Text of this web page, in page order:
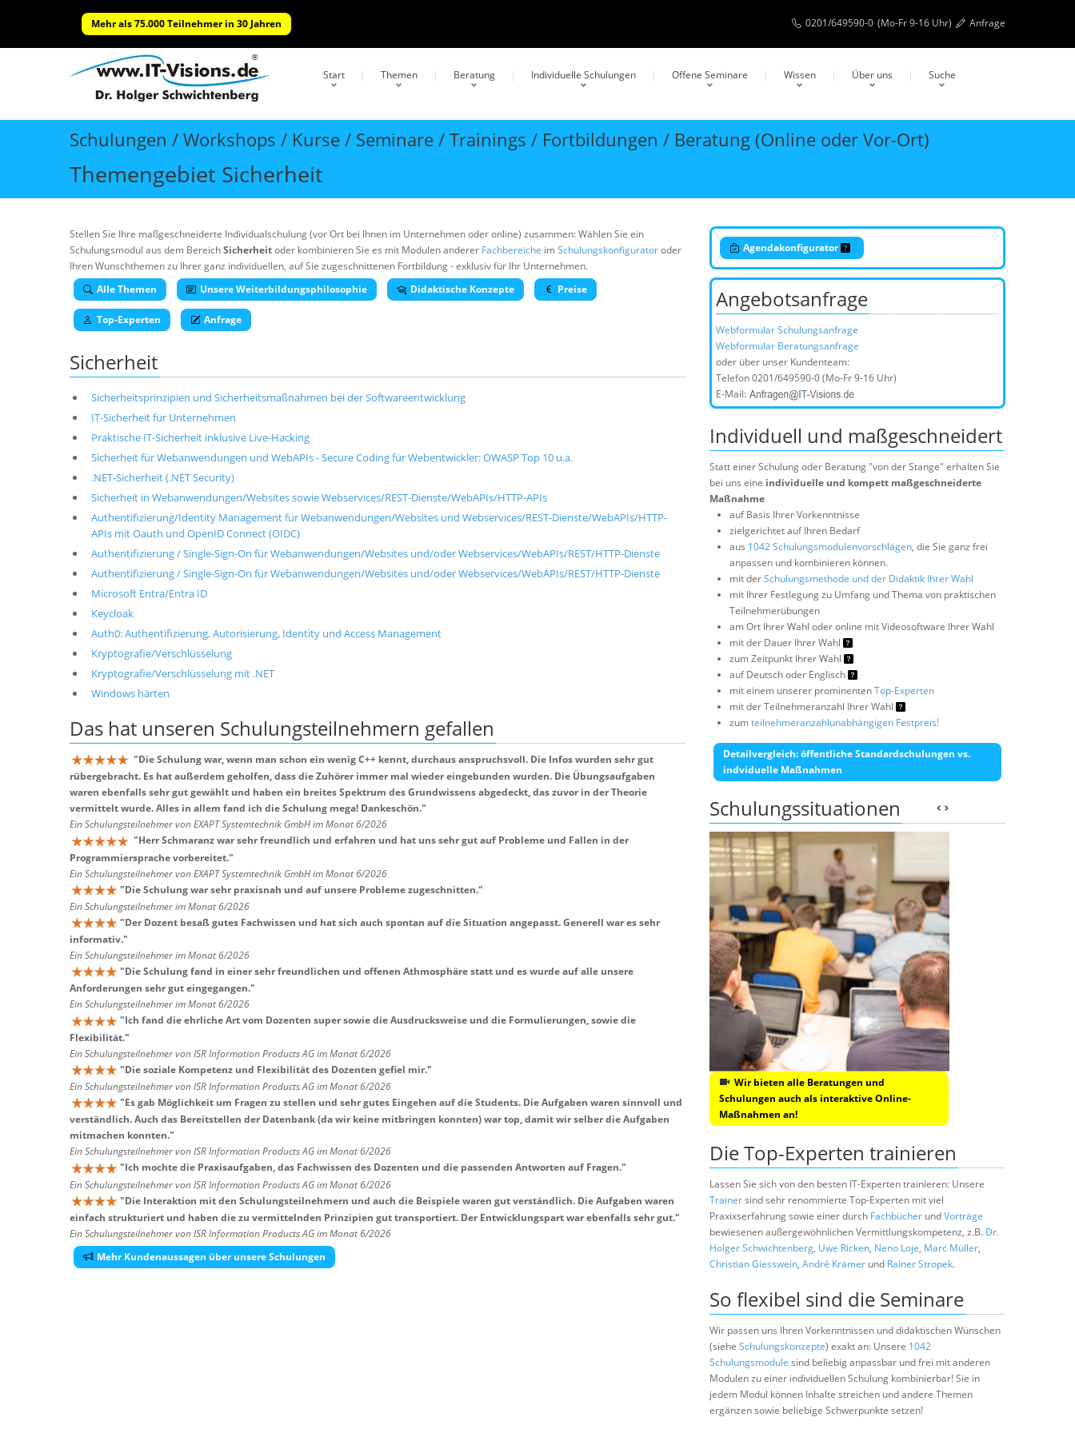
Mehr als 75.000 Teilnehmer in 30 Jahren 0201/649590-0 (Mo-Fr 9-16 Uhr) Anfrage
Start Themen Beratung Individuelle Schulungen Offene Seminare Wissen Über uns Suche
Schulungen / Workshops / Kurse / Seminare / Trainings / Fortbildungen / Beratung (Online oder Vor-Ort)
Themengebiet Sicherheit
Stellen Sie Ihre maßgeschneiderte Individualschulung (vor Ort bei Ihnen im Unternehmen oder online) zusammen: Wählen Sie ein
Schulungsmodul aus dem BereichSicherheitoder kombinieren Sie es mit Modulen anderer Fachbereiche imSchulungskonfiguratoroder
Ihren Wunschthemen zu Ihrer ganz individuellen, auf Sie zugeschnittenen Fortbildung - exklusiv für Ihr Unternehmen.
Alle Themen
Unsere Weiterbildungsphilosophie Didaktische Konzepte Preise
Top-Experten Anfrage
Sicherheit
Sicherheitsprinzipien und Sicherheitsmaßnahmen bei der Softwareentwicklung
IT-Sicherheit für Unternehmen
Praktische IT-Sicherheit inklusive Live-Hacking
Sicherheit für Webanwendungen und WebAPIs - Secure Coding für Webentwickler: OWASP Top 10 u.a.
.NET-Sicherheit (.NET Security)
Sicherheit in Webanwendungen/Websites sowie Webservices/REST-Dienste/WebAPIs/HTTP-APIs
Authentifizierung/Identity Management für Webanwendungen/Websites und Webservices/REST-Dienste/WebAPIs/HTTP-
APIs mit Oauth und OpenID Connect (OIDC)
Authentifizierung / Single-Sign-On für Webanwendungen/Websites und/oder Webservices/WebAPIs/REST/HTTP-Dienste
Authentifizierung / Single-Sign-On für Webanwendungen/Websites und/oder Webservices/WebAPIs/REST/HTTP-Dienste
Microsoft Entra/Entra ID
Keycloak
Auth0: Authentifizierung, Autorisierung, Identity und Access Management
Kryptografie/Verschlüsselung
Kryptografie/Verschlüsselung mit .NET
Windows härten
Das hat unseren Schulungsteilnehmern gefallen
"Die Schulung war, wenn man schon ein wenig C++ kennt, durchaus anspruchsvoll. Die Infos wurden sehr gut
rübergebracht. Es hat außerdem geholfen, dass die Zuhörer immer mal wieder eingebunden wurden. Die Übungsaufgaben
waren ebenfalls sehr gut gewählt und haben ein breites Spektrum des Grundwissens abgedeckt, das zuvor in der Theorie
vermittelt wurde. Alles in allem fand ich die Schulung mega! Dankeschön."
Ein Schulungsteilnehmer von EXAPT Systemtechnik GmbH im Monat 6/2026
"Herr Schmaranz war sehr freundlich und erfahren und hat uns sehr gut auf Probleme und Fallen in der
Programmiersprache vorbereitet."
Ein Schulungsteilnehmer von EXAPT Systemtechnik GmbH im Monat 6/2026
"Die Schulung war sehr praxisnah und auf unsere Probleme zugeschnitten."
Ein Schulungsteilnehmer im Monat 6/2026
"Der Dozent besaß gutes Fachwissen und hat sich auch spontan auf die Situation angepasst. Generell war es sehr
informativ."
Ein Schulungsteilnehmer im Monat 6/2026
"Die Schulung fand in einer sehr freundlichen und offenen Athmosphäre statt und es wurde auf alle unsere
Anforderungen sehr gut eingegangen."
Ein Schulungsteilnehmer im Monat 6/2026
"Ich fand die ehrliche Art vom Dozenten super sowie die Ausdrucksweise und die Formulierungen, sowie die
Flexibilität."
Ein Schulungsteilnehmer von ISR Information Products AG im Monat 6/2026
"Die soziale Kompetenz und Flexibilität des Dozenten gefiel mir."
Ein Schulungsteilnehmer von ISR Information Products AG im Monat 6/2026
"Es gab Möglichkeit um Fragen zu stellen und sehr gutes Eingehen auf die Students. Die Aufgaben waren sinnvoll und
verständlich. Auch das Bereitstellen der Datenbank (da wir keine mitbringen konnten) war top, damit wir selber die Aufgaben
mitmachen konnten."
Ein Schulungsteilnehmer von ISR Information Products AG im Monat 6/2026
"Ich mochte die Praxisaufgaben, das Fachwissen des Dozenten und die passenden Antworten auf Fragen."
Ein Schulungsteilnehmer von ISR Information Products AG im Monat 6/2026
"Die Interaktion mit den Schulungsteilnehmern und auch die Beispiele waren gut verständlich. Die Aufgaben waren
einfach strukturiert und haben die zu vermittelnden Prinzipien gut transportiert. Der Entwicklungspart war ebenfalls sehr gut."
Ein Schulungsteilnehmer von ISR Information Products AG im Monat 6/2026
Mehr Kundenaussagen über unsere Schulungen
Agendakonfigurator
Angebotsanfrage
Webformular Schulungsanfrage
Webformular Beratungsanfrage
oder über unser Kundenteam:
Telefon0201/649590-0(Mo-Fr 9-16 Uhr)
E-Mail:
Individuell und maßgeschneidert
Statt einer Schulung oder Beratung "von der Stange" erhalten Sie
bei uns eine individuelle und kompett maßgeschneiderte
Maßnahme
auf Basis Ihrer Vorkenntnisse
zielgerichtet auf Ihren Bedarf
aus 1042 Schulungsmodulenvorschlägen, die Sie ganz frei
anpassen und kombinieren können.
mit derSchulungsmethode und der Didaktik Ihrer Wahl
mit Ihrer Festlegung zu Umfang und Thema von praktischen
Teilnehmerübungen
am Ort Ihrer Wahl oder online mit Videosoftware Ihrer Wahl
mit der Dauer Ihrer Wahl
zum Zeitpunkt Ihrer Wahl
auf Deutsch oder Englisch
mit einem unserer prominentenTop-Experten
mit der Teilnehmeranzahl Ihrer Wahl
zumteilnehmeranzahlunabhängigen Festpreis!
Detailvergleich: öffentliche Standardschulungen vs.
indviduelle Maßnahmen
Schulungssituationen
Wir bieten alle Beratungen und
Schulungen auch als interaktive Online-
Maßnahmen an!
Die Top-Experten trainieren
Lassen Sie sich von den besten IT-Experten trainieren: Unsere
Trainersind sehr renommierte Top-Experten mit viel
Praxixserfahrung sowie einer durch Fachbücher undVorträge
bewiesenen außergewöhnlichen Vermittlungskompetenz, z.B. Dr.
Holger Schwichtenberg, Uwe Ricken, Neno Loje, Marc Müller,
Christian Giesswein, André Krämer und Rainer Stropek.
So flexibel sind die Seminare
Wir passen uns Ihren Vorkenntnissen und didaktischen Wünschen
(siehe Schulungskonzepte) exakt an: Unsere 1042
Schulungsmodule sind beliebig anpassbar und frei mit anderen
Modulen zu einer individuellen Schulung kombinierbar! Sie in
jedem Modul können Inhalte streichen und andere Themen
ergänzen sowie beliebige Schwerpunkte setzen!